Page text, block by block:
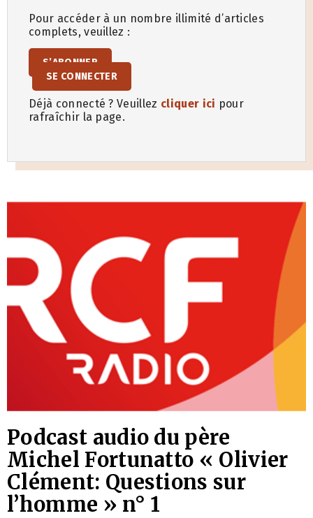
Pour accéder à un nombre illimité d’articles
complets, veuillez :
S’ABONNER
SE CONNECTER
Déjà connecté ? Veuillez cliquer ici pour
rafraîchir la page.
Podcast audio du père
Michel Fortunatto « Olivier
Clément: Questions sur
l’homme » n° 1